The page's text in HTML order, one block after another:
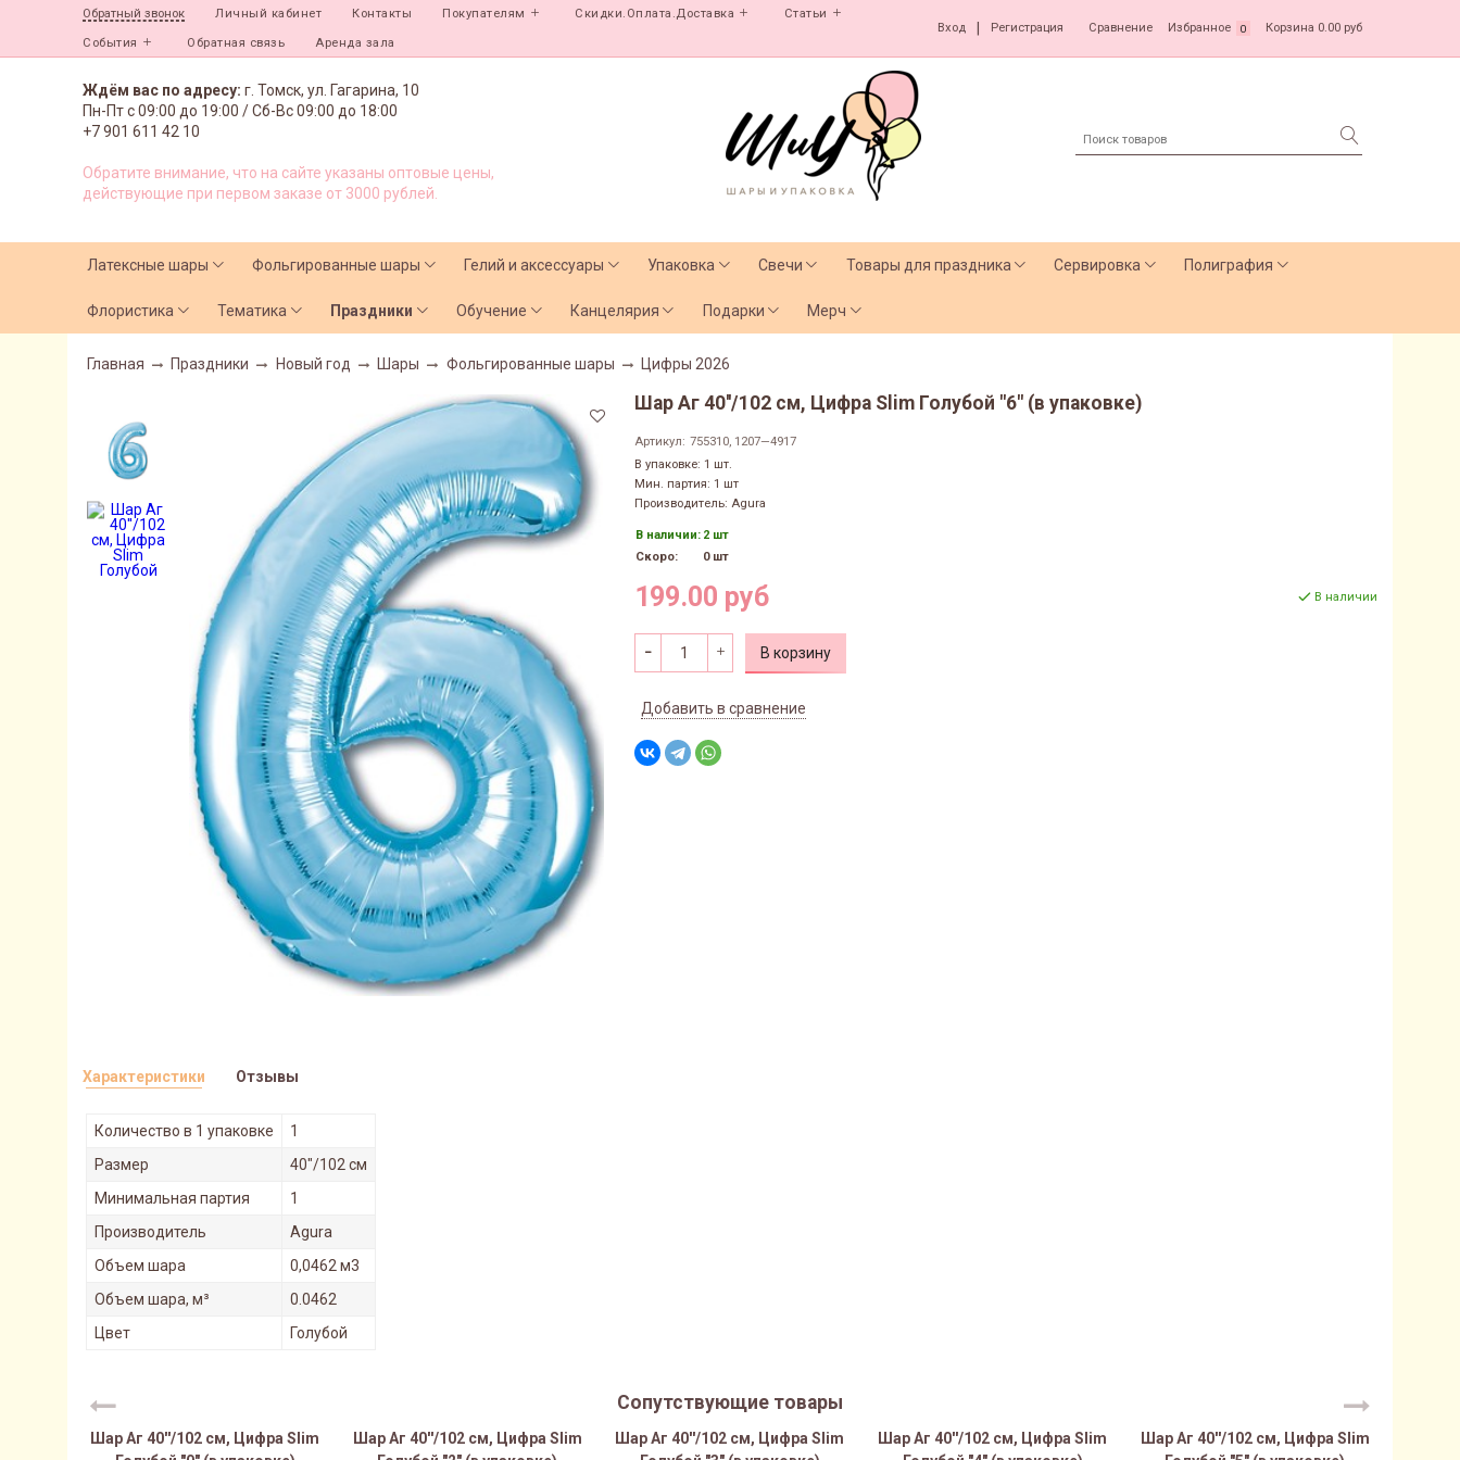
Обратный звонок Личный кабинет Контакты Покупателям Скидки.Оплата.Доставка Статьи
События Обратная связь Аренда зала
Вход Регистрация Сравнение Избранное 0 Корзина 0.00 руб
Ждём вас по адресу: г. Томск, ул. Гагарина, 10
Пн-Пт с09:00 до 19:00 /Сб-Вс 09:00 до 18:00
+7 901 611 42 10
Обратите внимание, что на сайте указаны оптовые цены,
действующие при первом заказе от 3000 рублей.
Латексные шары Фольгированные шары Гелий и аксессуары Упаковка Свечи Товары для праздника Сервировка Полиграфия
Флористика Тематика Праздники Обучение Канцелярия Подарки Мерч
Главная Праздники Новый год Шары Фольгированные шары Цифры 2026
Шар Аг 40''/102 см, Цифра Slim Голубой "6" (в упаковке)
Артикул: 755310, 1207—4917
В упаковке: 1 шт.
Мин. партия: 1 шт
Производитель: Agura
В наличии: 2 шт
Скоро:
0 шт
199.00 руб В наличии
В корзину
Добавить в сравнение
Характеристики
Количество в 1 упаковке
1
Размер
40"/102 см
Минимальная партия
1
Производитель
Agura
Объем шара
0,0462 м3
Объем шара, м³
0.0462
Цвет
Голубой
Отзывы
Сопутствующие товары
Шар Аг 40''/102 см, Цифра Slim
Шар Аг 40''/102 см, Цифра Slim
Шар Аг 40''/102 см, Цифра Slim
Шар Аг 40''/102 см, Цифра Slim
Шар Аг 40''/102 см, Цифра Slim